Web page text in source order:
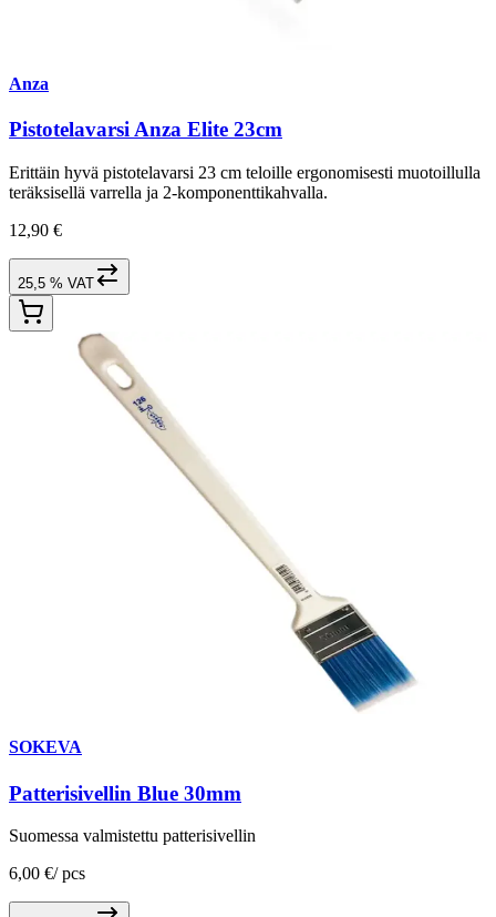
Anza
Pistotelavarsi Anza Elite 23cm
Erittäin hyvä pistotelavarsi 23 cm teloille ergonomisesti muotoillulla
teräksisellä varrella ja 2-komponenttikahvalla.
12,90 €
25,5 % VAT
SOKEVA
Patterisivellin Blue 30mm
Suomessa valmistettu patterisivellin
6,00 €/ pcs